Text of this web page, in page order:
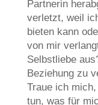
Partnerin
verletzt, weil
bieten kann
von mir
Selbstliebe
Beziehung zu
Traue ich
tun, was für